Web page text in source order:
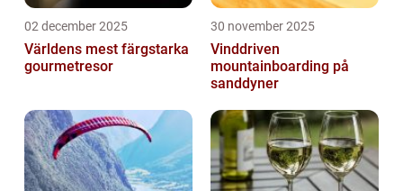
02 december 2025
Världens mest färgstarka
gourmetresor
30 november 2025
Vinddriven
mountainboarding på
sanddyner